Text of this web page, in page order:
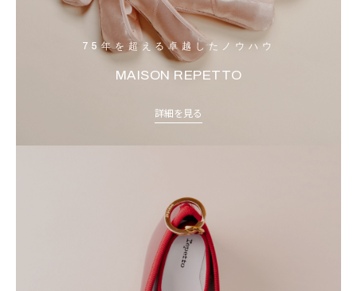
75年を超える卓越したノウハウ
MAISON REPETTO
詳細を見る